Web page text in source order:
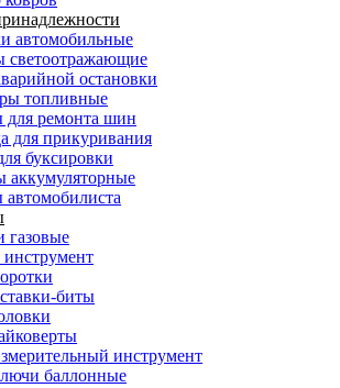
автомобильные
светоотражающие
остановки
топливные
для ремонта шин
для прикуривания
буксировки
аккумуляторные
газовые
биты
инструмент
баллонные